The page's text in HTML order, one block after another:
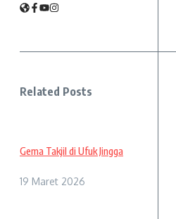
Related Posts
Gema Takjil di Ufuk Jingga
19 Maret 2026